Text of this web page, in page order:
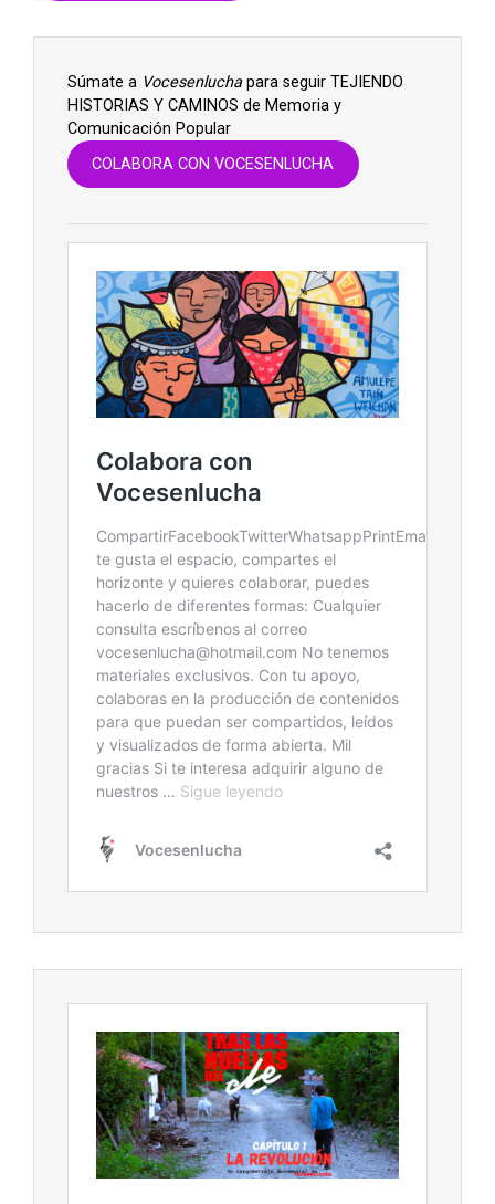
Súmate a Vocesenluchapara seguir TEJIENDO
HISTORIAS Y CAMINOS de Memoria y
Comunicación Popular
COLABORA CON VOCESENLUCHA